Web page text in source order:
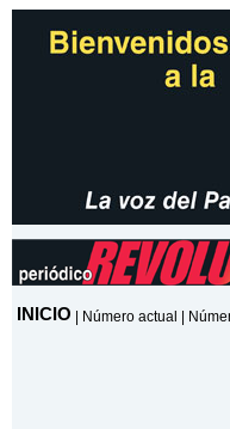
INICIO Número actual